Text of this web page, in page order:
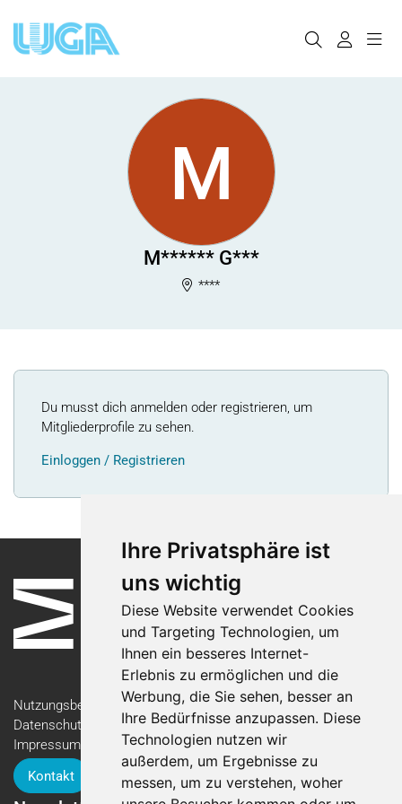
Ihre Privatsphäre ist
uns wichtig
Diese Website verwendet Cookies
und Targeting Technologien, um
Ihnen ein besseres Internet-
Erlebnis zu ermöglichen und die
Werbung, die Sie sehen, besser an
Ihre Bedürfnisse anzupassen. Diese
Technologien nutzen wir
außerdem, um Ergebnisse zu
messen, um zu verstehen, woher
M
M****** G***
****
Du musst dich anmelden oder registrieren, um
Mitgliederprofile zu sehen.
Einloggen / Registrieren
Nutzungsbedingungen
Datenschutzerklärung
Impressum
Kontakt